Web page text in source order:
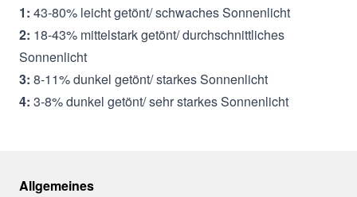
1: 43-80% leicht getönt/ schwaches Sonnenlicht
2: 18-43% mittelstark getönt/ durchschnittliches
Sonnenlicht
3: 8-11% dunkel getönt/ starkes Sonnenlicht
4: 3-8% dunkel getönt/ sehr starkes Sonnenlicht
Allgemeines